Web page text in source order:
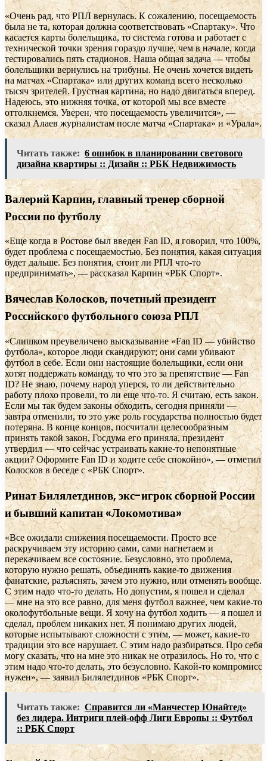
«Очень рад, что РПЛ вернулась. К сожалению, посещаемость
была не та, которая должна соответствовать «Спартаку». Что
касается карты болельщика, то система готова и работает с
технической точки зрения гораздо лучше, чем в начале, когда
тестировались пять стадионов. Наша общая задача — чтобы
болельщики вернулись на трибуны. Не очень хочется видеть
на матчах «Спартака» или других команд всего несколько
тысяч зрителей. Грустная картина, но надо двигаться вперед.
Надеюсь, это нижняя точка, от которой мы все вместе
оттолкнемся. Уверен, что посещаемость увеличится», —
сказал Алаев журналистам после матча «Спартака» и «Урала».
Читать также: 6 ошибок в планировании светового
дизайна квартиры :: Дизайн :: РБК Недвижимость
Валерий Карпин, главный тренер сборной
России по футболу
«Еще когда в Ростове был введен Fan ID, я говорил, что 100%,
будет проблема с посещаемостью. Без понятия, какая ситуация
будет дальше. Без понятия, стоит ли РПЛ что-то
предпринимать», — рассказал Карпин «РБК Спорт».
Вячеслав Колосков, почетный президент
Российского футбольного союза РПЛ
«Слишком преувеличено высказывание «Fan ID — убийство
футбола», которое люди скандируют; они сами убивают
футбол в себе. Если они настоящие болельщики, если они
хотят поддержать команду, то что это за препятствие — Fan
ID? Не знаю, почему народ уперся, то ли действительно
работу плохо провели, то ли еще что-то. Я считаю, есть закон.
Если мы так будем законы обходить, сегодня приняли —
завтра отменили, то это уже роль государства полностью будет
потеряна. В конце концов, посчитали целесообразным
принять такой закон, Госдума его приняла, президент
утвердил — что сейчас устраивать какие-то непонятные
акции? Оформите Fan ID и ходите себе спокойно», — отметил
Колосков в беседе с «РБК Спорт».
Ринат Билялетдинов, экс-игрок сборной России
и бывший капитан «Локомотива»
«Все ожидали снижения посещаемости. Просто все
раскручиваем эту историю сами, сами нагнетаем и
перекачиваем все состояние. Безусловно, это проблема,
которую нужно решать, объединять какие-то движения
фанатские, разъяснять, зачем это нужно, или отменять вообще.
С этим надо что-то делать. Но допустим, я пошел и сделал
— мне на это все равно, для меня футбол важнее, чем какие-то
околофутбольные вещи. Я хочу на футбол ходить — я пошел и
сделал, проблем никаких нет. Я понимаю других людей,
которые испытывают сложности с этим, — может, какие-то
традиции это все нарушает. С этим надо разбираться. Про себя
могу сказать, что на мне это никак не отразилось. Но то, что с
этим надо что-то делать, это безусловно. Какой-то компромисс
нужен», — заявил Билялетдинов «РБК Спорт».
Читать также: Справится ли «Манчестер Юнайтед»
без лидера. Интриги плей-офф Лиги Европы :: Футбол
:: РБК Спорт